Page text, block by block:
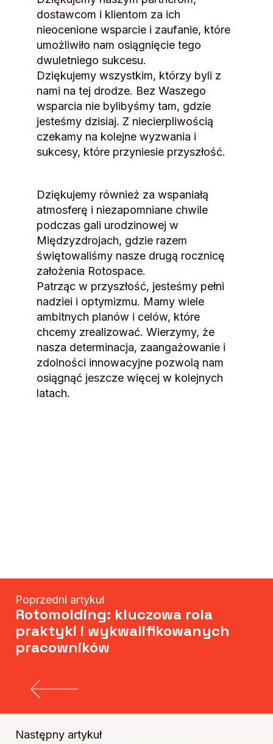
dostawcom i klientom za ich
nieocenione wsparcie i zaufanie, które
umożliwiło nam osiągnięcie tego
dwuletniego sukcesu.
Dziękujemy wszystkim, którzy byli z
nami na tej drodze. Bez Waszego
wsparcia nie bylibyśmy tam, gdzie
jesteśmy dzisiaj. Z niecierpliwością
czekamy na kolejne wyzwania i
sukcesy, które przyniesie przyszłość.
Dziękujemy również za wspaniałą
atmosferę i niezapomniane chwile
podczas gali urodzinowej w
Międzyzdrojach, gdzie razem
świętowaliśmy nasze drugą rocznicę
założenia Rotospace.
Patrząc w przyszłość, jesteśmy pełni
nadziei i optymizmu. Mamy wiele
ambitnych planów i celów, które
chcemy zrealizować. Wierzymy, że
nasza determinacja, zaangażowanie i
zdolności innowacyjne pozwolą nam
osiągnąć jeszcze więcej w kolejnych
latach.
Poprzedni artykuł
Rotomolding: kluczowa rola
praktyki i wykwalifikowanych
pracowników
Następny artykuł